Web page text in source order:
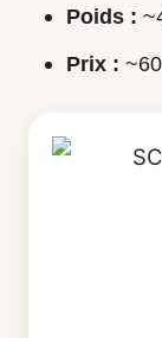
Poids :
Prix :